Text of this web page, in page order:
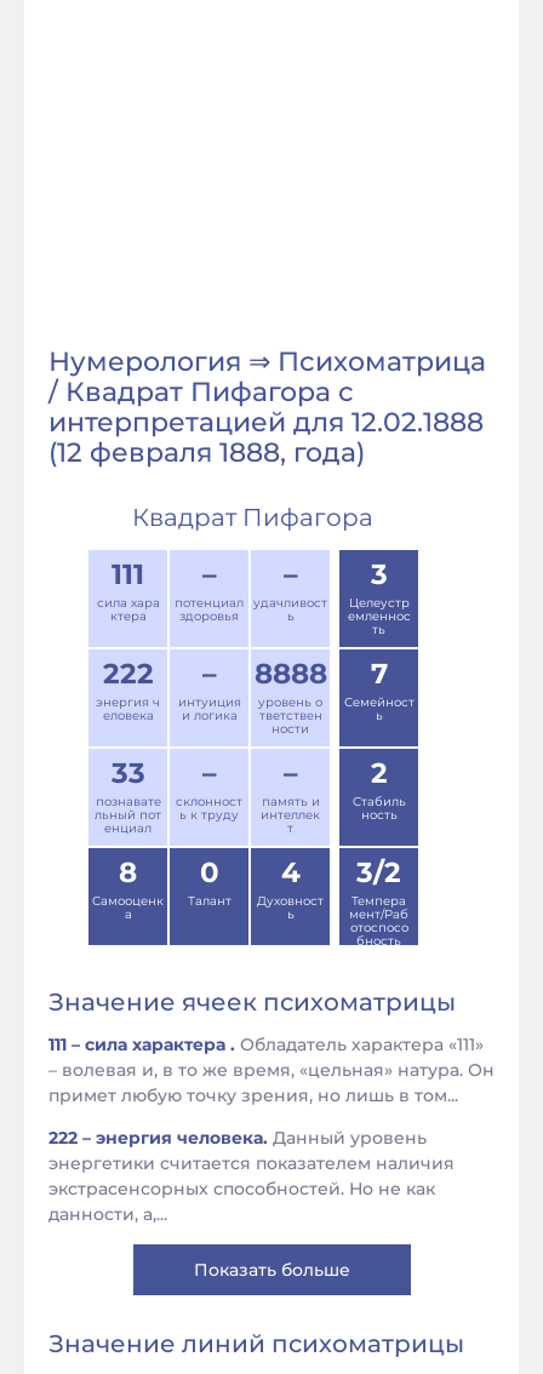
Нумерология ⇒ Психоматрица
/ Квадрат Пифагора с
интерпретацией для 12.02.1888
(12 февраля 1888, года)
Квадрат Пифагора
111
сила хара
ктера
–
потенциал
здоровья
–
удачливост
ь
222
энергия ч
еловека
–
интуиция
и логика
8888
уровень о
тветствен
ности
33
познавате
льный пот
енциал
–
склонност
ь к труду
–
память и
интеллек
т
3
Целеустр
емленнос
ть
7
Семейност
ь
2
Стабиль
ность
8
Самооценк
а
0
Талант
4
Духовност
ь
3/2
Темпера
мент/Раб
отоспосо
бность
Значение ячеек психоматрицы
111 – сила характера . Обладатель характера «111»
– волевая и, в то же время, «цельная» натура. Он
примет любую точку зрения, но лишь в том...
222 – энергия человека. Данный уровень
энергетики считается показателем наличия
экстрасенсорных способностей. Но не как
данности, а,...
Показать больше
Значение линий психоматрицы